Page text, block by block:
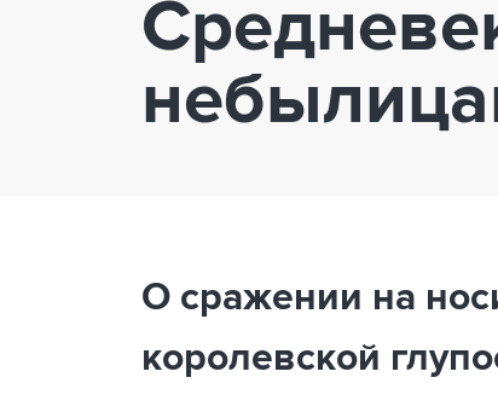
О сражении на
королевской